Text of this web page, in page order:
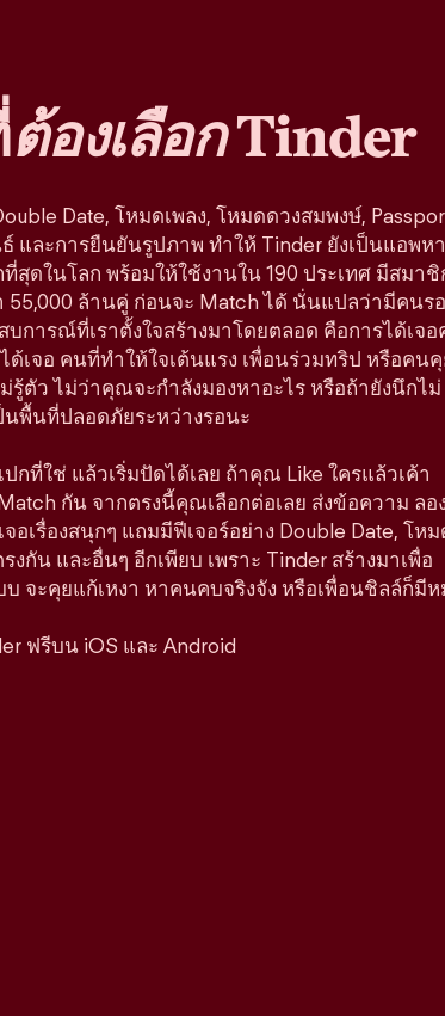
ต้องเลือกTinder
Date, โหมดเพลง, โหมดดวงสมพงษ์,
และการยืนยันรูปภาพ ทำให้ Tinder ยังเป็นแอพห
สุดในโลก พร้อมให้ใช้งานใน 190 ประเทศ มีสมาชิ
55,000 ล้านคู่ ก่อนจะ Match ได้ นั่นแปลว่ามีคนรอ
บการณ์ที่เราตั้งใจสร้างมาโดยตลอด คือการได้เจ
ด้เจอ คนที่ทำให้ใจเต้นแรง เพื่อนร่วมทริป หรือคน
รู้ตัว ไม่ว่าคุณจะกำลังมองหาอะไร หรือถ้ายังนึกไม่
นพื้นที่ปลอดภัยระหว่างรอนะ
ปกที่ใช่ แล้วเริ่มปัดได้เลย ถ้าคุณ Like ใครแล้วเค้า
กัน จากตรงนี้คุณเลือกต่อเลย ส่งข้อความ ลอง
อเรื่องสนุกๆ แถมมีฟีเจอร์อย่าง Double Date, โหม
รงกัน และอื่นๆ อีกเพียบ เพราะ Tinder สร้างมาเพื่อ
จะคุยแก้เหงา หาคนคบจริงจัง หรือเพื่อนชิลล์ก็มี
ฟรีบน iOS และ Android